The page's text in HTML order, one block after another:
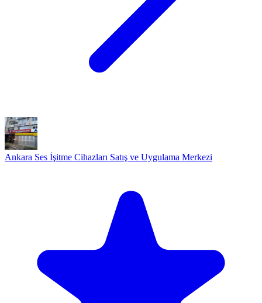
Ankara Ses İşitme Cihazları Satış ve Uygulama Merkezi